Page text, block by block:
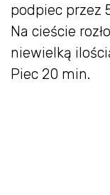
podpiec przez
Na cieście
niewielką
Piec 20 min.